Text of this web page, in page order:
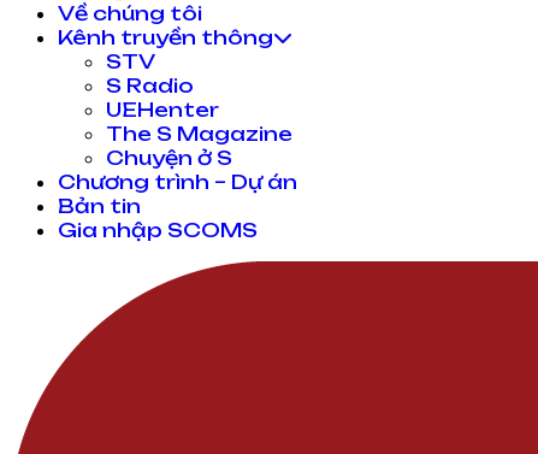
Về chúng tôi
Kênh truyền thông
STV
S Radio
UEHenter
The S Magazine
Chuyện ở S
Chương trình – Dự án
Bản tin
Gia nhập SCOMS